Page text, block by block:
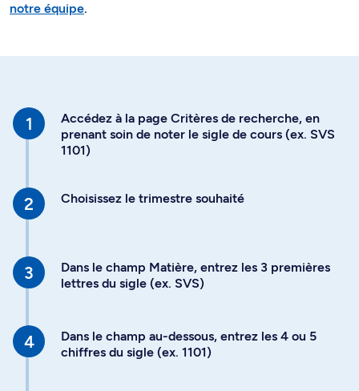
notre équipe.
Accédez à la page Critères de recherche, en
prenant soin de noter le sigle de cours (ex. SVS
1101)
Choisissez le trimestre souhaité
Dans le champ Matière, entrez les 3 premières
lettres du sigle (ex. SVS)
Dans le champ au-dessous, entrez les 4 ou 5
chiffres du sigle (ex. 1101)